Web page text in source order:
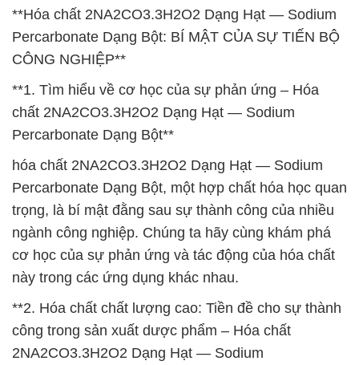
**Hóa chất 2NA2CO3.3H2O2 Dạng Hạt — Sodium
Percarbonate Dạng Bột: BÍ MẬT CỦA SỰ TIẾN BỘ
CÔNG NGHIỆP**
**1. Tìm hiểu về cơ học của sự phản ứng – Hóa
chất 2NA2CO3.3H2O2 Dạng Hạt — Sodium
Percarbonate Dạng Bột**
hóa chất 2NA2CO3.3H2O2 Dạng Hạt — Sodium
Percarbonate Dạng Bột, một hợp chất hóa học quan
trọng, là bí mật đằng sau sự thành công của nhiều
ngành công nghiệp. Chúng ta hãy cùng khám phá
cơ học của sự phản ứng và tác động của hóa chất
này trong các ứng dụng khác nhau.
**2. Hóa chất chất lượng cao: Tiền đề cho sự thành
công trong sản xuất dược phẩm – Hóa chất
2NA2CO3.3H2O2 Dạng Hạt — Sodium